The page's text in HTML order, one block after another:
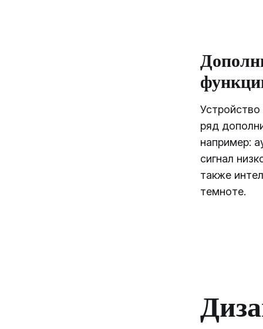
ряд
например:
сигнал
также
темноте.